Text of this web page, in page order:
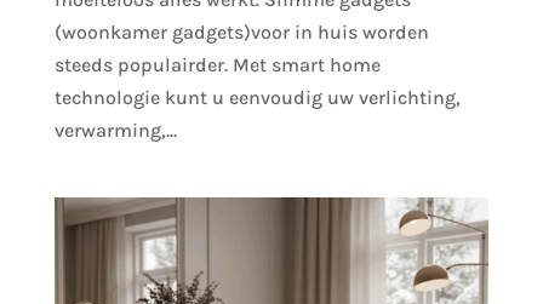
(woonkamer gadgets)voor in huis worden
steeds populairder. Met smart home
technologie kunt u eenvoudig uw verlichting,
verwarming,...